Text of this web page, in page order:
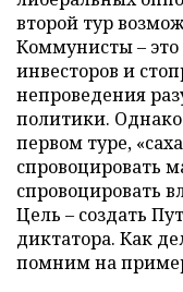
второй тур
Коммунисты – это
инвесторов и
непроведения
политики.
первом туре,
спровоцировать
спровоцировать
Цель – создать
диктатора. Как
помним на